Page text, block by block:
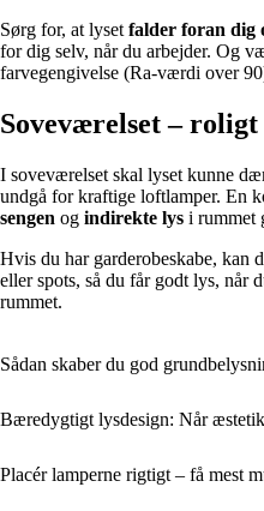
Sørg for, at lyset falder foran dig
for dig selv, når du arbejder. Og
farvegengivelse (Ra-værdi over
Soveværelset –
I soveværelset skal lyset kunne
undgå for kraftige loftlamper. En
sengen og indirekte lys i rummet
Hvis du har garderobeskabe, kan
eller spots, så du får godt lys,
rummet.
Sådan skaber du god
Bæredygtigt lysdesign: Når
Placér lamperne rigtigt – få mest